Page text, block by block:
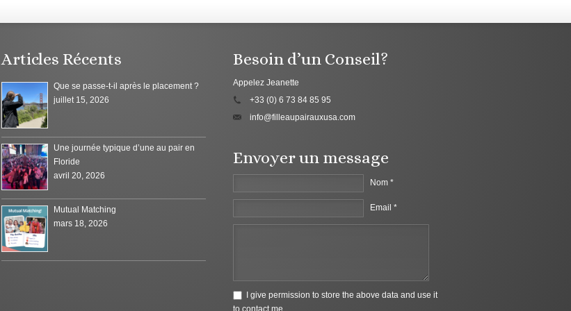
Articles Récents
Que se passe-t-il après le placement ?
juillet 15, 2026
Une journée typique d’une au pair en
Floride
avril 20, 2026
Mutual Matching
mars 18, 2026
Besoin d’un Conseil?
Appelez Jeanette
+33 (0) 6 73 84 85 95
info@filleaupairauxusa.com
Envoyer un message
Nom *
Email *
I give permission to store the above data and use it
to contact me.